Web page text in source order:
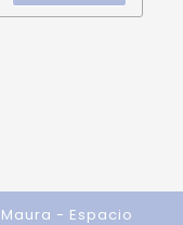
- Espacio